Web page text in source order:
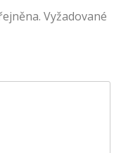
Vyžadované